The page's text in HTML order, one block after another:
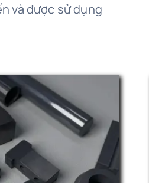
và được sử dụng